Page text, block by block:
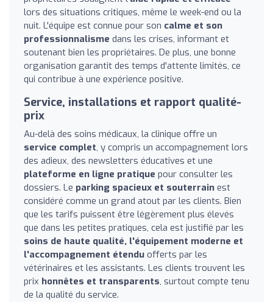
lors des situations critiques, même le week-end ou la
nuit. L'équipe est connue pour son calme et son
professionnalisme dans les crises, informant et
soutenant bien les propriétaires. De plus, une bonne
organisation garantit des temps d'attente limités, ce
qui contribue à une expérience positive.
Service, installations et rapport qualité-
prix
Au-delà des soins médicaux, la clinique offre un
service complet, y compris un accompagnement lors
des adieux, des newsletters éducatives et une
plateforme en ligne pratique pour consulter les
dossiers. Le parking spacieux et souterrain est
considéré comme un grand atout par les clients. Bien
que les tarifs puissent être légèrement plus élevés
que dans les petites pratiques, cela est justifié par les
soins de haute qualité, l'équipement moderne et
l'accompagnement étendu offerts par les
vétérinaires et les assistants. Les clients trouvent les
prix honnêtes et transparents, surtout compte tenu
de la qualité du service.